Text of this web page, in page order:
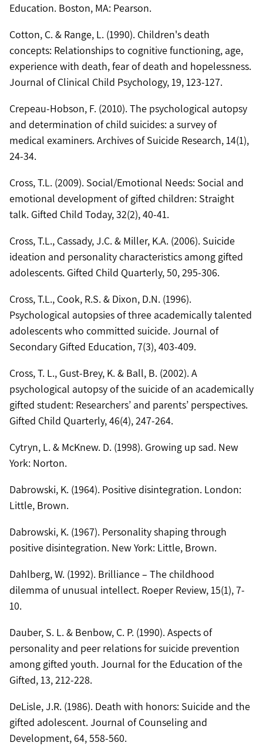
Education. Boston, MA: Pearson.
Cotton, C. & Range, L. (1990). Children's death
concepts: Relationships to cognitive functioning, age,
experience with death, fear of death and hopelessness.
Journal of Clinical Child Psychology, 19, 123-127.
Crepeau-Hobson, F. (2010). The psychological autopsy
and determination of child suicides: a survey of
medical examiners. Archives of Suicide Research, 14(1),
24-34.
Cross, T.L. (2009). Social/Emotional Needs: Social and
emotional development of gifted children: Straight
talk. Gifted Child Today, 32(2), 40-41.
Cross, T.L., Cassady, J.C. & Miller, K.A. (2006). Suicide
ideation and personality characteristics among gifted
adolescents. Gifted Child Quarterly, 50, 295-306.
Cross, T.L., Cook, R.S. & Dixon, D.N. (1996).
Psychological autopsies of three academically talented
adolescents who committed suicide. Journal of
Secondary Gifted Education, 7(3), 403-409.
Cross, T. L., Gust-Brey, K. & Ball, B. (2002). A
psychological autopsy of the suicide of an academically
gifted student: Researchers’ and parents’ perspectives.
Gifted Child Quarterly, 46(4), 247-264.
Cytryn, L. & McKnew. D. (1998). Growing up sad. New
York: Norton.
Dabrowski, K. (1964). Positive disintegration. London:
Little, Brown.
Dabrowski, K. (1967). Personality shaping through
positive disintegration. New York: Little, Brown.
Dahlberg, W. (1992). Brilliance – The childhood
dilemma of unusual intellect. Roeper Review, 15(1), 7-
10.
Dauber, S. L. & Benbow, C. P. (1990). Aspects of
personality and peer relations for suicide prevention
among gifted youth. Journal for the Education of the
Gifted, 13, 212-228.
DeLisle, J.R. (1986). Death with honors: Suicide and the
gifted adolescent. Journal of Counseling and
Development, 64, 558-560.